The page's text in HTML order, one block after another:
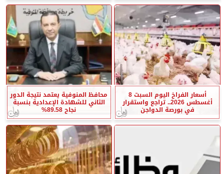
أسعار الفراخ اليوم السبت 8
أغسطس 2026.. تراجع واستقرار
في بورصة الدواجن
محافظ المنوفية يعتمد نتيجة الدور
الثاني للشهادة الإعدادية بنسبة
نجاح 89.58%